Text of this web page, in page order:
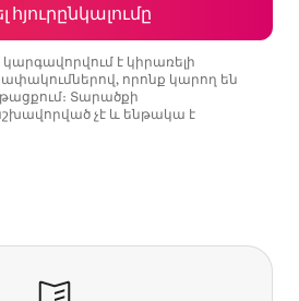
հյուրընկալումը
կարգավորվում է կիրառելի
որոնք կարող են
Տարածքի
չէ և ենթակա է